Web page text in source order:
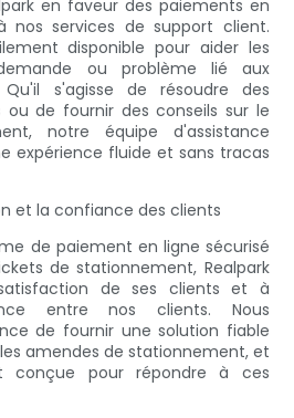
en faveur des paiements en
nos services de support client.
disponible pour aider les
ou problème lié aux
s'agisse de résoudre des
ou de fournir des conseils sur le
notre équipe d'assistance
expérience fluide et sans tracas
et la confiance des clients
de paiement en ligne sécurisé
de stationnement, Realpark
de ses clients et à
entre nos clients. Nous
de fournir une solution fiable
amendes de stationnement, et
conçue pour répondre à ces